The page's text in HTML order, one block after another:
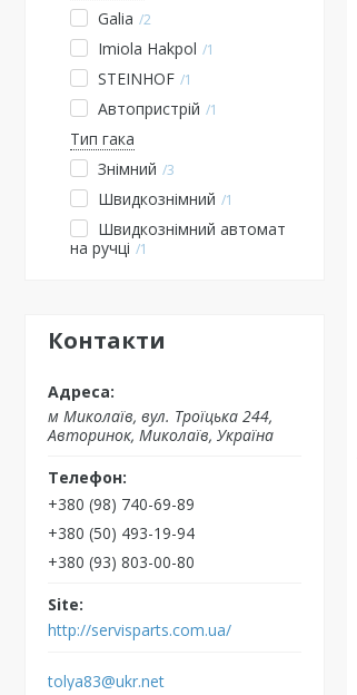
Galia 2
Imiola Hakpol 1
STEINHOF 1
Автопристрій 1
Тип гака
Знімний 3
Швидкознімний 1
Швидкознімний автомат
на ручці
1
Контакти
м Миколаїв, вул. Троїцька 244,
Авторинок, Миколаїв, Україна
+380 (98) 740-69-89
+380 (50) 493-19-94
+380 (93) 803-00-80
http://servisparts.com.ua/
tolya83@ukr.net